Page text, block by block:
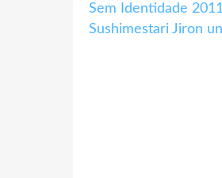
Sem Identidade
Sushimestari Jiron